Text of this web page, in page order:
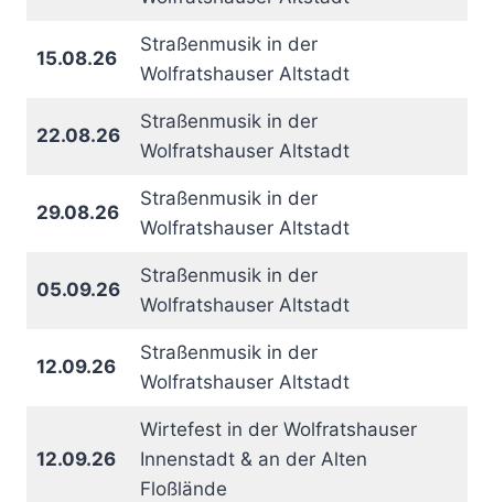
15.08.26
Straßenmusik in der
Wolfratshauser Altstadt
22.08.26
Straßenmusik in der
Wolfratshauser Altstadt
29.08.26
Straßenmusik in der
Wolfratshauser Altstadt
05.09.26
Straßenmusik in der
Wolfratshauser Altstadt
12.09.26
Straßenmusik in der
Wolfratshauser Altstadt
12.09.26
Wirtefest in der Wolfratshauser
Innenstadt & an der Alten
Floßlände